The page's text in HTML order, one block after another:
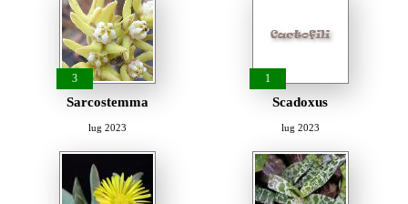
3
Sarcostemma
lug 2023
1
Scadoxus
lug 2023